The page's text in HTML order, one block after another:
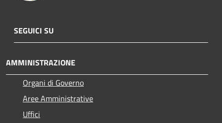
SEGUICI SU
AMMINISTRAZIONE
Organi di Governo
Aree Amministrative
Uffici